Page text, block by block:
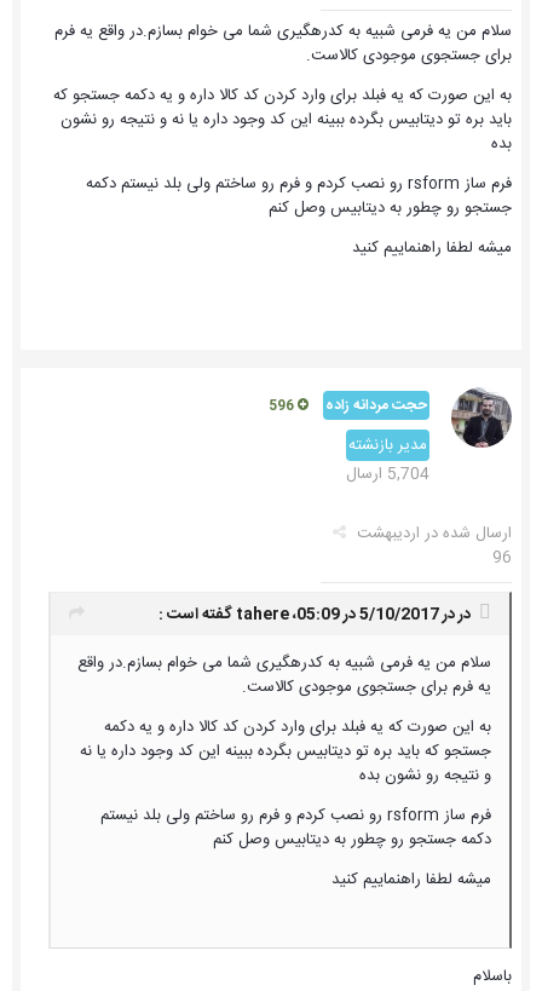
سلام من یه فرمی شبیه به کدرهگیری شما می خوام بسازم.در واقع یه فرم
برای جستجوی موجودی کالاست.
به این صورت که یه فبلد برای وارد کردن کد کالا داره و یه دکمه جستجو که
باید بره تو دیتابیس بگرده ببینه این کد وجود داره یا نه و نتیجه رو نشون
بده
فرم ساز rsform رو نصب کردم و فرم رو ساختم ولی بلد نیستم دکمه
جستجو رو چطور به دیتابیس وصل کنم
میشه لطفا راهنماییم کنید
حجت مردانه زاده
مدیر بازنشته
5,704 ارسال
ارسال شده در اردیبهشت
96
در در 5/10/2017 در 05:09، tahereگفته است :
سلام من یه فرمی شبیه به کدرهگیری شما می خوام بسازم.در واقع
یه فرم برای جستجوی موجودی کالاست.
به این صورت که یه فبلد برای وارد کردن کد کالا داره و یه دکمه
جستجو که باید بره تو دیتابیس بگرده ببینه این کد وجود داره یا نه
و نتیجه رو نشون بده
فرم ساز rsform رو نصب کردم و فرم رو ساختم ولی بلد نیستم
دکمه جستجو رو چطور به دیتابیس وصل کنم
میشه لطفا راهنماییم کنید
باسلام